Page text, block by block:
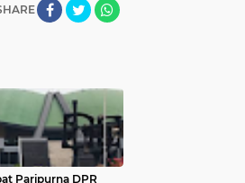
Paripurna DPR